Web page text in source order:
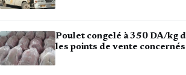
Poulet congelé à 350 DA/kg
les points de vente concernés